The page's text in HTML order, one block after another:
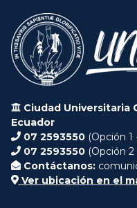
Ciudad Universitaria
Ecuador
07 2593550 (Opción
07 2593550 (Opción
Contáctanos:
Ver ubicación en el